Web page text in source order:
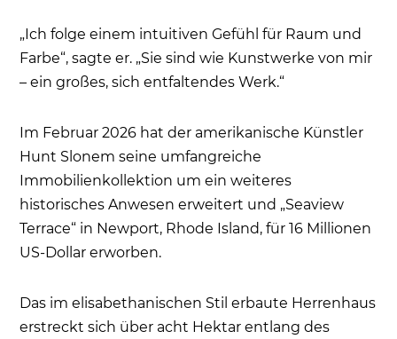
„Ich folge einem intuitiven Gefühl für Raum und
Farbe“, sagte er. „Sie sind wie Kunstwerke von mir
– ein großes, sich entfaltendes Werk.“
Im Februar 2026 hat der amerikanische Künstler
Hunt Slonem seine umfangreiche
Immobilienkollektion um ein weiteres
historisches Anwesen erweitert und „Seaview
Terrace“ in Newport, Rhode Island, für 16 Millionen
US-Dollar erworben.
Das im elisabethanischen Stil erbaute Herrenhaus
erstreckt sich über acht Hektar entlang des